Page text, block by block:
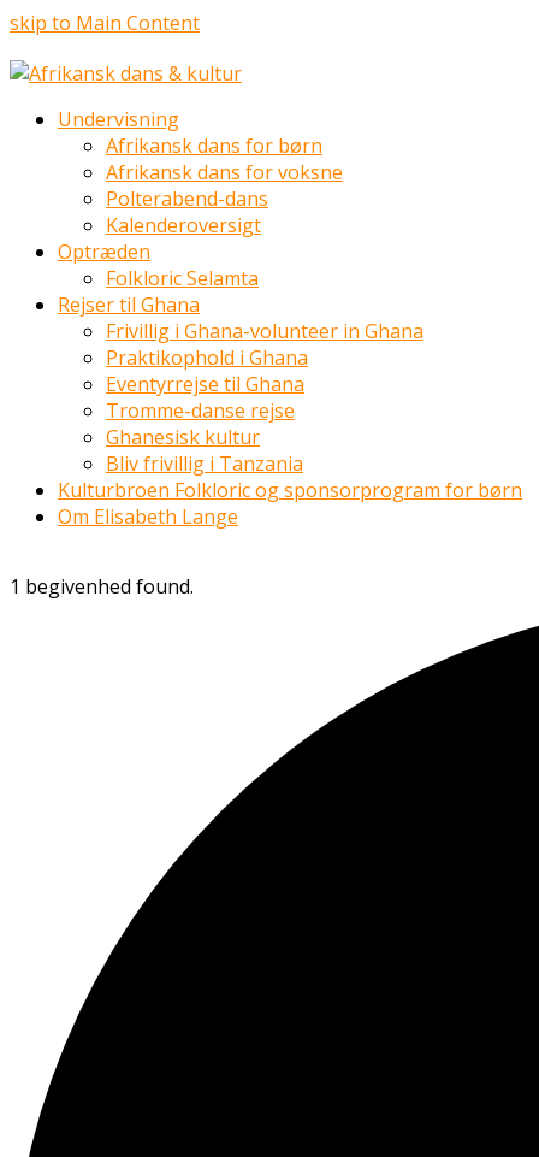
skip to Main Content
Undervisning
Afrikansk dans for børn
Afrikansk dans for voksne
Polterabend-dans
Kalenderoversigt
Optræden
Folkloric Selamta
Rejser til Ghana
Frivillig i Ghana-volunteer in Ghana
Praktikophold i Ghana
Eventyrrejse til Ghana
Tromme-danse rejse
Ghanesisk kultur
Bliv frivillig i Tanzania
Kulturbroen Folkloric og sponsorprogram for børn
Om Elisabeth Lange
1 begivenhed found.